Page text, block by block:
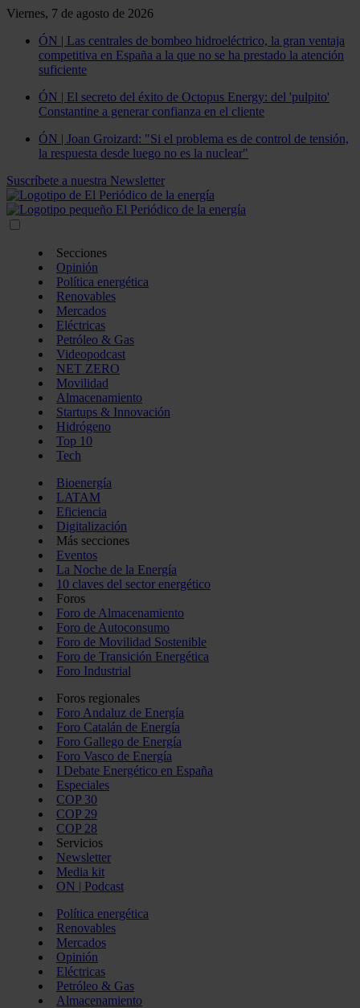
Viernes, 7 de agosto de 2026
ÓN | Las centrales de bombeo hidroeléctrico, la gran ventaja
competitiva en España a la que no se ha prestado la atención
suficiente
ÓN | El secreto del éxito de Octopus Energy: del 'pulpito'
Constantine a generar confianza en el cliente
ÓN | Joan Groizard: "Si el problema es de control de tensión,
la respuesta desde luego no es la nuclear"
Suscríbete a nuestra Newsletter
Secciones
Opinión
Política energética
Renovables
Mercados
Eléctricas
Petróleo & Gas
Videopodcast
NET ZERO
Movilidad
Almacenamiento
Startups & Innovación
Hidrógeno
Top 10
Tech
Bioenergía
LATAM
Eficiencia
Digitalización
Más secciones
Eventos
La Noche de la Energía
10 claves del sector energético
Foros
Foro de Almacenamiento
Foro de Autoconsumo
Foro de Movilidad Sostenible
Foro de Transición Energética
Foro Industrial
Foros regionales
Foro Andaluz de Energía
Foro Catalán de Energía
Foro Gallego de Energía
Foro Vasco de Energía
I Debate Energético en España
Especiales
COP 30
COP 29
COP 28
Servicios
Newsletter
Media kit
ON | Podcast
Política energética
Renovables
Mercados
Opinión
Eléctricas
Petróleo & Gas
Almacenamiento